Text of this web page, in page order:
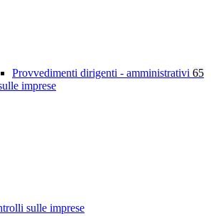
Provvedimenti dirigenti - amministrativi 65
imprese
sulle imprese